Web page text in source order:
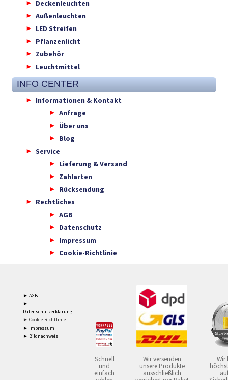
Deckenleuchten
Außenleuchten
LED Streifen
Pflanzenlicht
Zubehör
Leuchtmittel
INFO CENTER
Informationen & Kontakt
Anfrage
Über uns
Blog
Service
Lieferung & Versand
Zahlarten
Rücksendung
Rechtliches
AGB
Datenschutz
Impressum
Cookie-Richtlinie
► AGB
►
Datenschutzerklärung
► Cookie-Richtlinie
► Impressum
► Bildnachweis
Schnell
und
einfach
Wir versenden
unsere Produkte
ausschließlich
Wir